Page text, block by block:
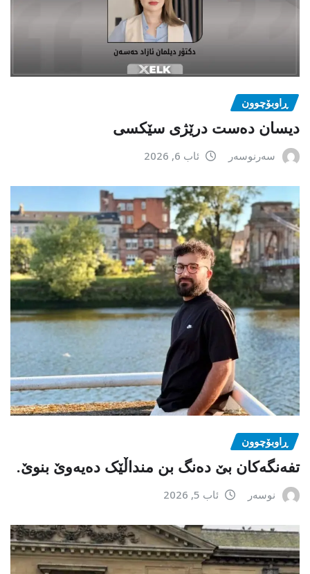
ڕاوبۆچوون
دیسان دەست درێژی سێکسی
سەرنوسەر ئاب 6, 2026
ڕاوبۆچوون
تفەنگەکان بێ دەنگ بن منداڵێک دەیەوێ بنوێ.
نوسەر ئاب 5, 2026